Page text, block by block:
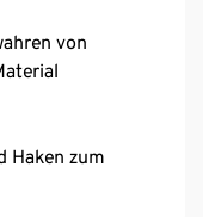
von
Haken zum